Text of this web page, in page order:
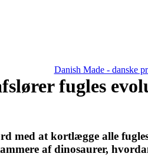
Danish Made - danske
fugles
med at kortlægge alle
af dinosaurer,